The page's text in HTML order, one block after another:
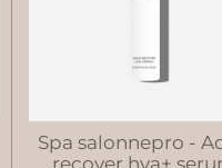
Spa salonnepro -